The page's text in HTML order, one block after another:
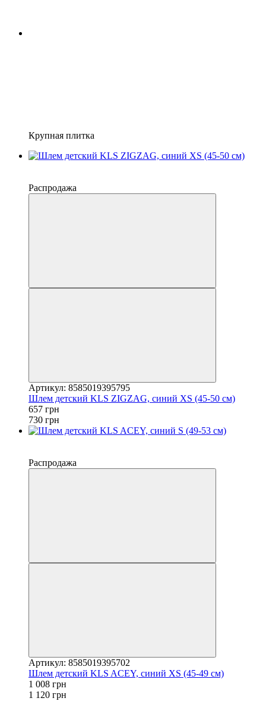
Крупная плитка
Распродажа
Артикул: 8585019395795
Шлем детский KLS ZIGZAG, синий XS (45-50 cм)
657 грн
730 грн
Распродажа
Артикул: 8585019395702
Шлем детский KLS ACEY, синий XS (45-49 cм)
1 008 грн
1 120 грн